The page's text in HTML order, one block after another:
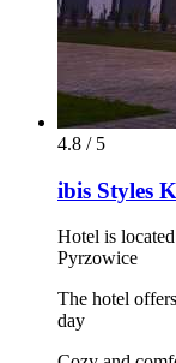
4.8 / 5
ibis Styles
Hotel is
Pyrzowice
The hotel
day